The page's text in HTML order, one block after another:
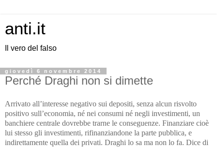
anti.it
Il vero del falso
giovedì 6 novembre 2014
Perché Draghi non si dimette
Arrivato all’interesse negativo sui depositi, senza alcun risvolto
positivo sull’economia, né nei consumi né negli investimenti, un
banchiere centrale dovrebbe trarne le conseguenze. Finanziare cioè
lui stesso gli investimenti, rifinanziandone la parte pubblica, e
indirettamente quella dei privati. Draghi lo sa ma non lo fa. Dice di